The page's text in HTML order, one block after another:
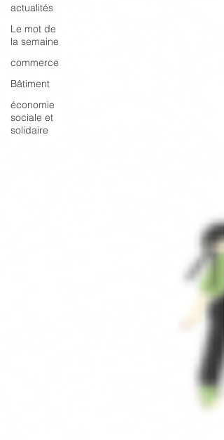
actualités
Le mot de
la semaine
commerce
Bâtiment
économie
sociale et
solidaire